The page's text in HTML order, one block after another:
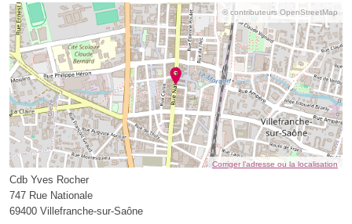
© contributeurs OpenStreetMap
Corriger l’adresse ou la localisation
Cdb Yves Rocher
747 Rue Nationale
69400 Villefranche-sur-Saône